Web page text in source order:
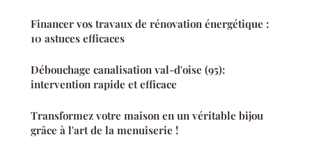
Financer vos travaux de rénovation énergétique :
10 astuces efficaces
Débouchage canalisation val-d'oise (95):
intervention rapide et efficace
Transformez votre maison en un véritable bijou
grâce à l'art de la menuiserie !